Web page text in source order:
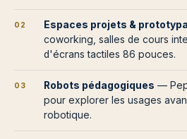
02 Espaces projets &
coworking, salles de cours
d'écrans tactiles 86 pouces.
03 Robots pédagogiques —
pour explorer les usages
robotique.